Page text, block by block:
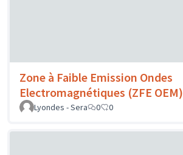
Zone à Faible Emission Ondes
Electromagnétiques (ZFE OEM)
Lyondes - Sera
0 0